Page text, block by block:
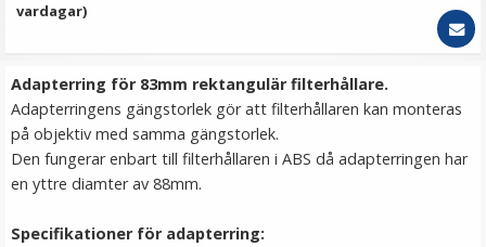
★★★★
149 kr
vardagar)
Adapterring för 83mm rektangulär filterhållare.
Adapterringens gängstorlek gör att filterhållaren kan monteras
på objektiv med samma gängstorlek.
Den fungerar enbart till filterhållaren i ABS då adapterringen har
en yttre diamter av 88mm.
Specifikationer för adapterring: